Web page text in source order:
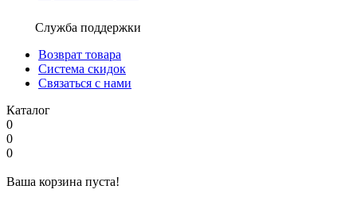
Служба поддержки
Возврат товара
Система скидок
Связаться с нами
Каталог
0
0
0
Ваша корзина пуста!